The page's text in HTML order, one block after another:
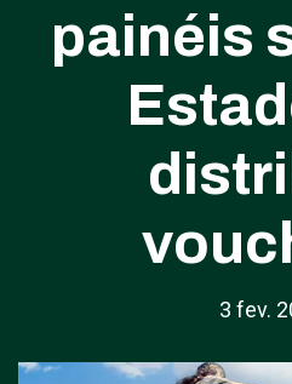
painéis
3 fev.